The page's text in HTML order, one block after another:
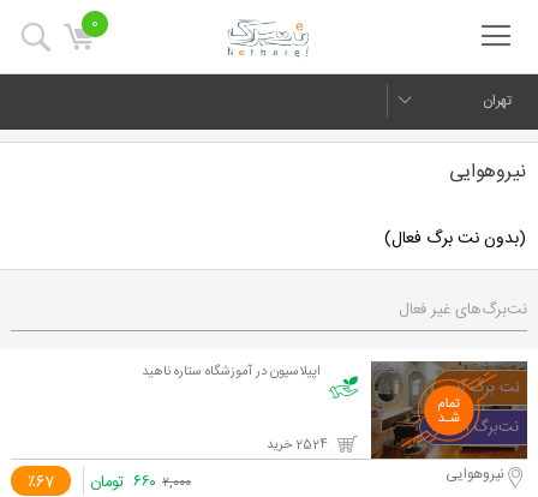
0
تهران
نیروهوایی
(بدون نت برگ فعال)
نت‌برگ‌های غیر فعال
اپیلاسیون در آموزشگاه ستاره ناهید
٪67 نیروهوایی ۲,۰۰۰ ۶۶۰ تومان